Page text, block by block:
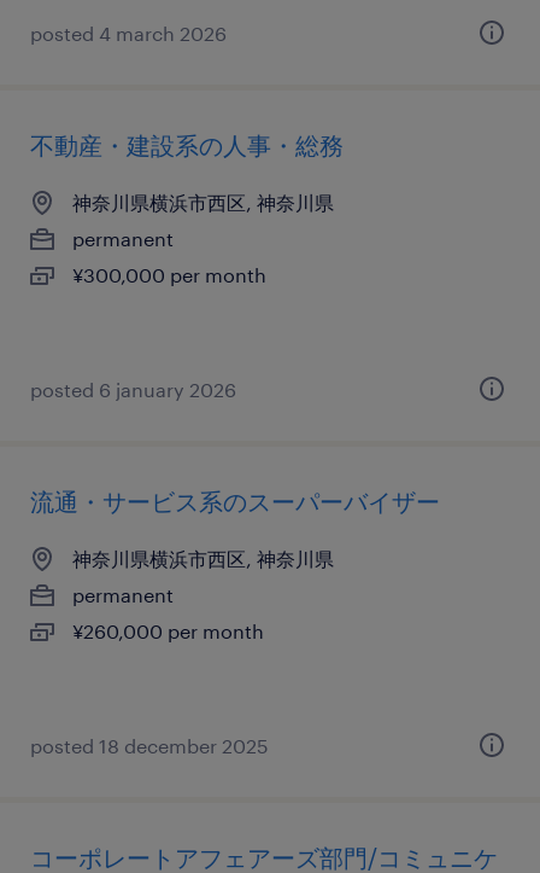
posted 4 march 2026
不動産・建設系の人事・総務
神奈川県横浜市西区, 神奈川県
permanent
¥300,000 per month
posted 6 january 2026
流通・サービス系のスーパーバイザー
神奈川県横浜市西区, 神奈川県
permanent
¥260,000 per month
posted 18 december 2025
コーポレートアフェアーズ部門/コミュニケ